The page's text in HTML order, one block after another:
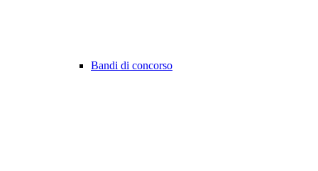
Bandi di concorso